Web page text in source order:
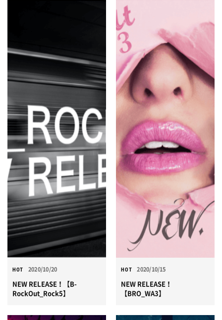
NEW RELEASE！【B-
RockOut_Rock5】
HOT 2020/10/20
NEW RELEASE！
【BRO_WA3】
HOT 2020/10/15